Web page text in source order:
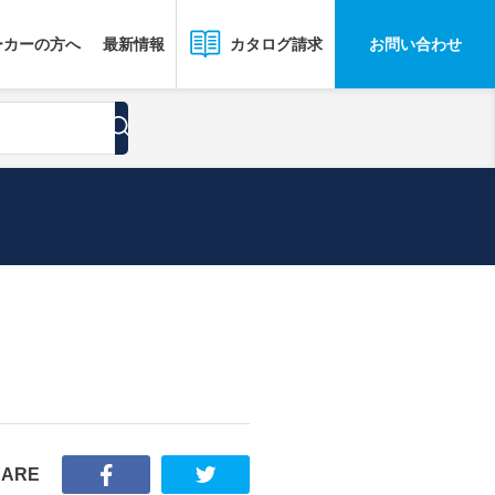
ーの方へ 最新情報 カタログ請求 お問い合わせ